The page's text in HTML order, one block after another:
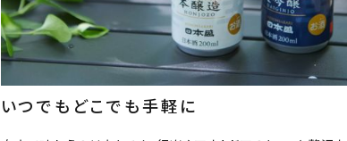
いつでもどこでも手軽に